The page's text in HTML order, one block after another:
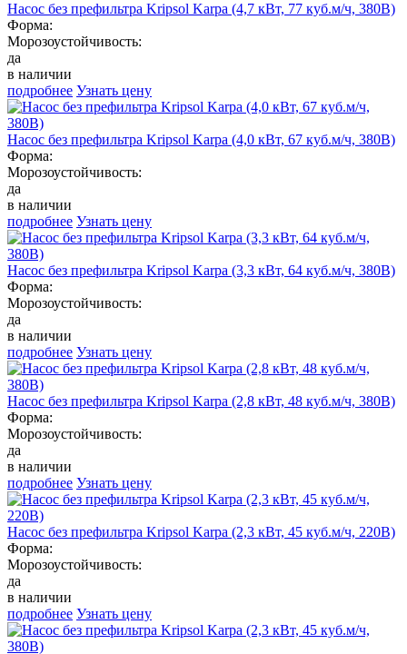
Насос без префильтра Kripsol Karpa (4,7 кВт, 77 куб.м/ч, 380В)
Форма:
Морозоустойчивость:
да
в наличии
подробнее Узнать цену
Насос без префильтра Kripsol Karpa (4,0 кВт, 67 куб.м/ч, 380В)
Форма:
Морозоустойчивость:
да
в наличии
подробнее Узнать цену
Насос без префильтра Kripsol Karpa (3,3 кВт, 64 куб.м/ч, 380В)
Форма:
Морозоустойчивость:
да
в наличии
подробнее Узнать цену
Насос без префильтра Kripsol Karpa (2,8 кВт, 48 куб.м/ч, 380В)
Форма:
Морозоустойчивость:
да
в наличии
подробнее Узнать цену
Насос без префильтра Kripsol Karpa (2,3 кВт, 45 куб.м/ч, 220В)
Форма:
Морозоустойчивость:
да
в наличии
подробнее Узнать цену